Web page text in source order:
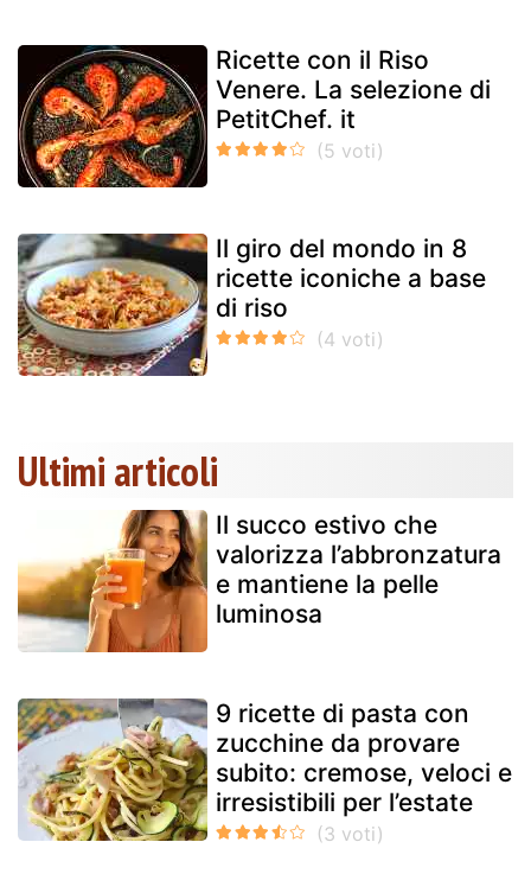
Ricette con il Riso
Venere. La selezione di
PetitChef. it
Il giro del mondo in 8
ricette iconiche a base
di riso
Ultimi articoli
Il succo estivo che
valorizza l’abbronzatura
e mantiene la pelle
luminosa
9 ricette di pasta con
zucchine da provare
subito: cremose, veloci e
irresistibili per l’estate